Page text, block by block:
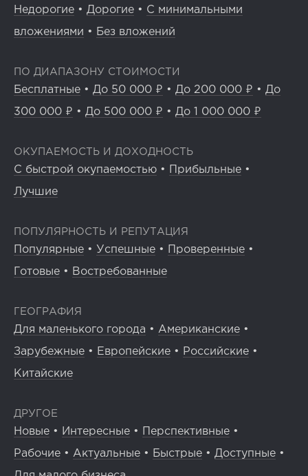
Недорогие • Дорогие • С минимальными
вложениями • Без вложений
ПО ДИАПАЗОНУ СТОИМОСТИ
Бесплатные • До 50 000 ₽ • До 200 000 ₽ • До
300 000 ₽ • До 500 000 ₽ • До 1 000 000 ₽
ОКУПАЕМОСТЬ И ДОХОДНОСТЬ
С быстрой окупаемостью • Прибыльные •
Лучшие
ПОПУЛЯРНОСТЬ И РЕПУТАЦИЯ
Популярные • Успешные • Проверенные •
Готовые • Востребованные
ГЕОГРАФИЯ
Для маленького города • Американские •
Зарубежные • Европейские • Российские •
Китайские
ДРУГОЕ
Новые • Интересные • Перспективные •
Рабочие • Актуальные • Быстрые • Доступные •